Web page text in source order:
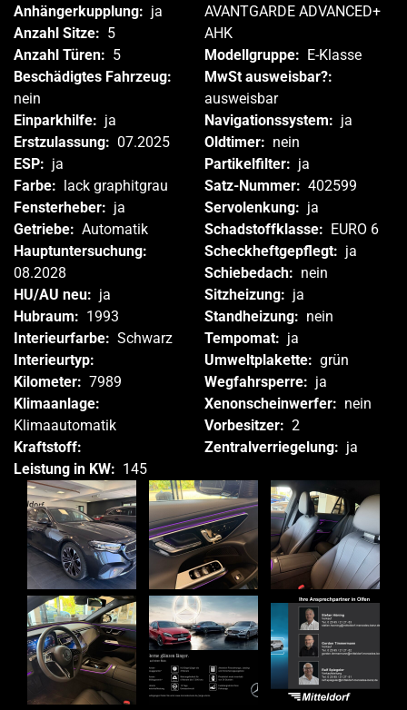
Anhängerkupplung: ja
Anzahl Sitze: 5
Anzahl Türen: 5
Beschädigtes Fahrzeug:
nein
Einparkhilfe: ja
Erstzulassung: 07.2025
ESP: ja
Farbe:
lack graphitgrau
Fensterheber: ja
Getriebe: Automatik
Hauptuntersuchung:
08.2028
HU/AU neu: ja
Hubraum: 1993
Interieurfarbe: Schwarz
Interieurtyp:
Kilometer: 7989
Klimaanlage:
Klimaautomatik
Kraftstoff:
Leistung in KW: 145
AVANTGARDE ADVANCED+
AHK
Modellgruppe: E-Klasse
MwSt ausweisbar?:
ausweisbar
Navigationssystem: ja
Oldtimer: nein
Partikelfilter: ja
Satz-Nummer: 402599
Servolenkung: ja
Schadstoffklasse: EURO 6
Scheckheftgepflegt: ja
Schiebedach: nein
Sitzheizung: ja
Standheizung: nein
Tempomat: ja
Umweltplakette: grün
Wegfahrsperre: ja
Xenonscheinwerfer: nein
Vorbesitzer: 2
Zentralverriegelung: ja